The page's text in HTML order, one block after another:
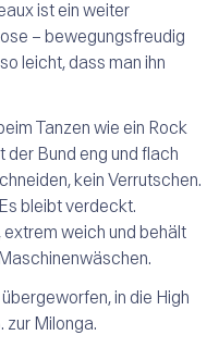
ist ein weiter
– bewegungsfreudig
leicht, dass man ihn
Tanzen wie ein Rock
der Bund eng und flach
kein Verrutschen.
bleibt verdeckt.
weich und behält
in die High
zur Milonga.